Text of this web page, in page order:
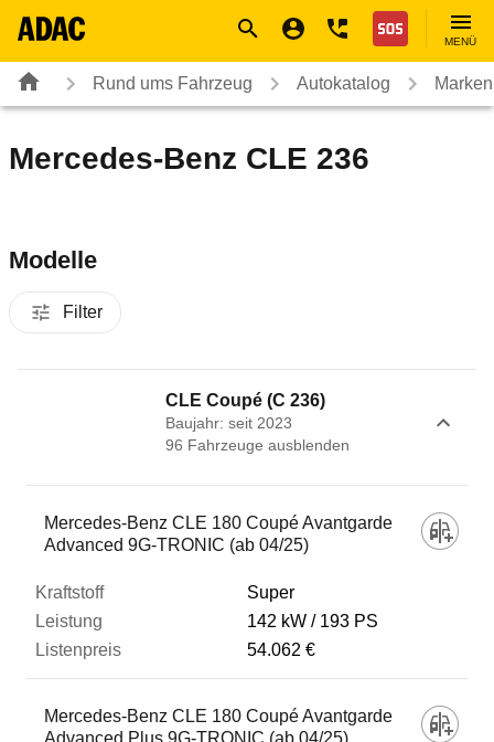
Nothilfe
MENÜ
Rund ums Fahrzeug Autokatalog
Mercedes-Benz CLE 236
Modelle
Filter
CLE Coupé (C 236)
Baujahr: seit 2023
96 Fahrzeuge ausblenden
Fahrzeug
Kraftstoff
Leistung
Listenpreis
Mercedes-Benz CLE 180 Coupé Avantgarde
Advanced 9G-TRONIC (ab 04/25)
Super
142 kW
193 PS
54.062 €
Mercedes-Benz CLE 180 Coupé Avantgarde
Advanced Plus 9G-TRONIC (ab 04/25)